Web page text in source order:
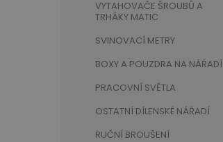
VYTAHOVAČE ŠROUBŮ A
TRHÁKY MATIC
SVINOVACÍ METRY
BOXY A POUZDRA NA NÁŘADÍ
PRACOVNÍ SVĚTLA
OSTATNÍ DÍLENSKÉ NÁŘADÍ
RUČNÍ BROUŠENÍ